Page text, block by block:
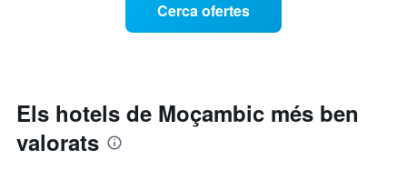
Y
mostra
s'acosta
la
data
de
Cerca ofertes
Els hotels de Moçambic més ben
valorats